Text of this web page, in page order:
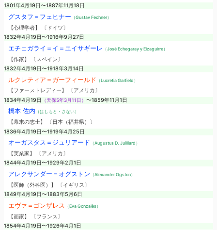
1801年4月19日〜1887年11月18日
グスタフ＝フェヒナー （Gustav Fechner）
【心理学者】 〔ドイツ〕
1832年4月19日〜1916年9月27日
エチェガライ＝イ＝エイサギーレ （José Echegaray y Eizaguirre）
【作家】 〔スペイン〕
1832年4月19日〜1918年3月14日
ルクレティア＝ガーフィールド （Lucretia Garfield）
【ファーストレディー】 〔アメリカ〕
1834年4月19日
（天保5年3月11日） 〜1859年11月1日
橋本 佐内 （はしもと・さない）
【幕末の志士】 〔日本（福井県）〕
1836年4月19日〜1919年4月25日
オーガスタス＝ジュリアード （Augustus D. Juilliard）
【実業家】 〔アメリカ〕
1844年4月19日〜1929年2月1日
アレクサンダー＝オグストン （Alexander Ogston）
【医師（外科医）】 〔イギリス〕
1849年4月19日〜1883年5月6日
エヴァ＝ゴンザレス （Eva Gonzalès）
【画家】 〔フランス〕
1854年4月19日〜1926年4月1日